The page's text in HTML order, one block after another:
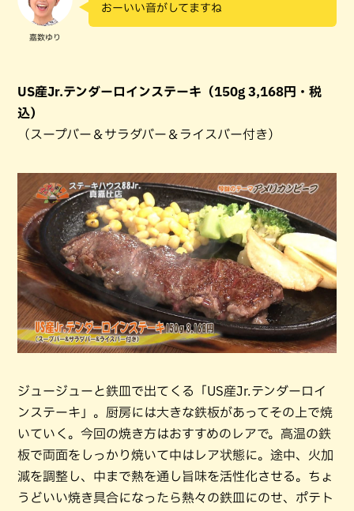
嘉数ゆり
おーいい音がしてますね
US産Jr.テンダーロインステーキ（150g 3,168円・税
込）
（スープバー＆サラダバー＆ライスバー付き）
ジュージューと鉄皿で出てくる「US産Jr.テンダーロイ
ンステーキ」。厨房には大きな鉄板があってその上で焼
いていく。今回の焼き方はおすすめのレアで。高温の鉄
板で両面をしっかり焼いて中はレア状態に。途中、火加
減を調整し、中まで熱を通し旨味を活性化させる。ちょ
うどいい焼き具合になったら熱々の鉄皿にのせ、ポテト